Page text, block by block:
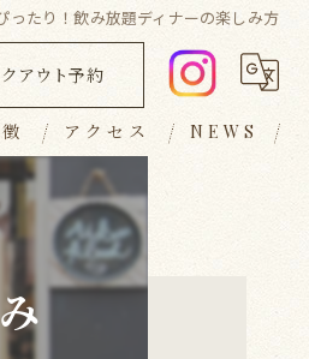
ったり！飲み放題ディナーの楽しみ方
アウト予約
アクセス NEWS